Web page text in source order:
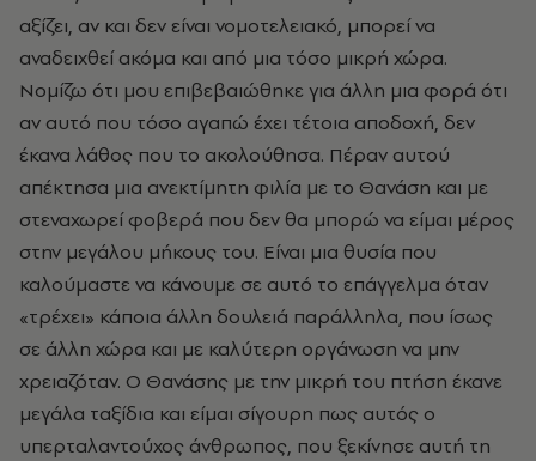
αξίζει, αν και δεν είναι νομοτελειακό, μπορεί να
αναδειχθεί ακόμα και από μια τόσο μικρή χώρα.
Νομίζω ότι μου επιβεβαιώθηκε για άλλη μια φορά ότι
αν αυτό που τόσο αγαπώ έχει τέτοια αποδοχή, δεν
έκανα λάθος που το ακολούθησα. Πέραν αυτού
απέκτησα μια ανεκτίμητη φιλία με το Θανάση και με
στεναχωρεί φοβερά που δεν θα μπορώ να είμαι μέρος
στην μεγάλου μήκους του. Είναι μια θυσία που
καλούμαστε να κάνουμε σε αυτό το επάγγελμα όταν
«τρέχει» κάποια άλλη δουλειά παράλληλα, που ίσως
σε άλλη χώρα και με καλύτερη οργάνωση να μην
χρειαζόταν. Ο Θανάσης με την μικρή του πτήση έκανε
μεγάλα ταξίδια και είμαι σίγουρη πως αυτός ο
υπερταλαντούχος άνθρωπος, που ξεκίνησε αυτή τη